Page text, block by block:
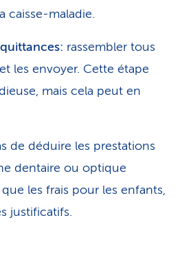
caisse-maladie.
rassembler tous
les envoyer. Cette étape
mais cela peut en
de déduire les prestations
dentaire ou optique
les frais pour les enfants,
justificatifs.